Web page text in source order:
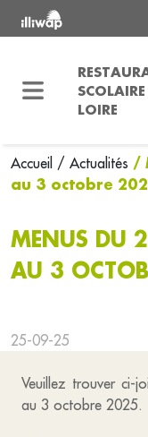
LOIRE
Accueil / Actualités /
au 3 octobre
MENUS DU
AU 3
25-09-25
Veuillez trouver ci-
au 3 octobre 2025.